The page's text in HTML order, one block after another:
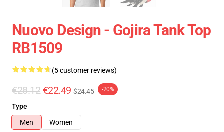
Nuovo Design - Gojira Tank Top
RB1509
(5 customer reviews)
€28.12 €22.49 $24.45 -20%
Type
Men
Women